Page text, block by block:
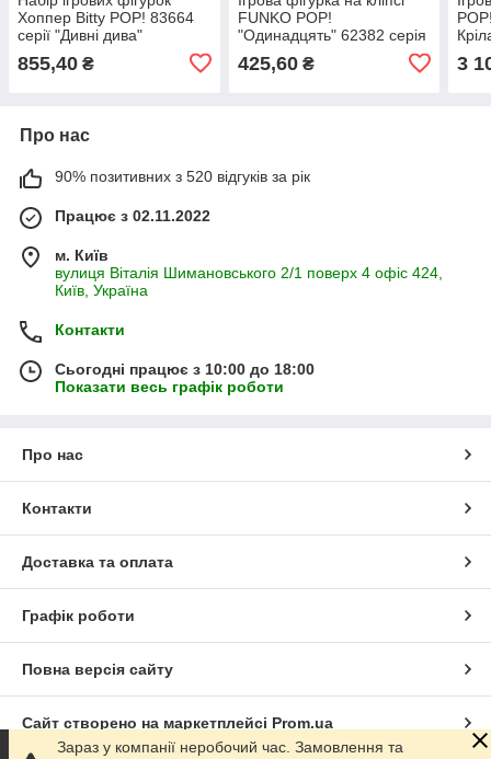
Хоппер Bitty POP! 83664
серії "Дивні дива"
855,40 ₴
FUNKO POP!
"Одинадцять" 62382 серія
425,60₴ 3
Про нас
90% позитивних з 520 відгуків за рік
Працює з 02.11.2022
м. Київ
вулиця Віталія Шимановського 2/1 поверх 4 офіс 424,
Київ, Україна
Контакти
Сьогодні працює з 10:00 до 18:00
Показати весь графік роботи
Про нас
Контакти
Доставка та оплата
Графік роботи
Повна версія сайту
Сайт створено на маркетплейсі Prom.ua
Зараз у компанії неробочий час. Замовлення та